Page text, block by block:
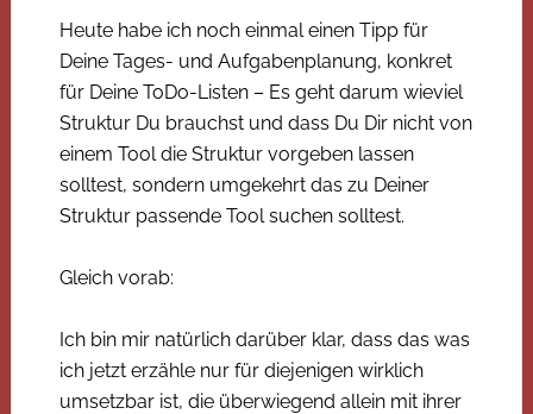
Heute habe ich noch einmal einen Tipp für
Deine Tages- und Aufgabenplanung, konkret
für Deine ToDo-Listen – Es geht darum wieviel
Struktur Du brauchst und dass Du Dir nicht von
einem Tool die Struktur vorgeben lassen
solltest, sondern umgekehrt das zu Deiner
Struktur passende Tool suchen solltest.
Gleich vorab:
Ich bin mir natürlich darüber klar, dass das was
ich jetzt erzähle nur für diejenigen wirklich
umsetzbar ist, die überwiegend allein mit ihrer